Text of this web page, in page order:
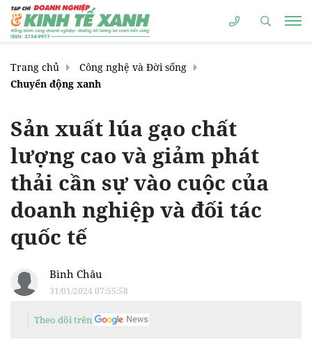
Trang chủ
Công nghệ và Đời sống
Chuyển động xanh
Sản xuất lúa gạo chất
lượng cao và giảm phát
thải cần sự vào cuộc của
doanh nghiệp và đối tác
quốc tế
Bình Châu
31/01/2024 07:55:58
Theo dõi trên